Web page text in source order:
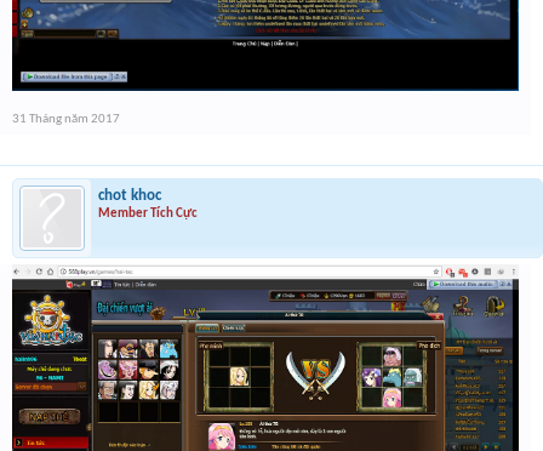
31 Tháng năm 2017
chot khoc
Member Tích Cực